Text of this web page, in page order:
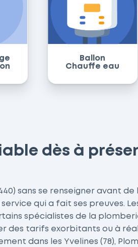
Ballon
Chauffe eau
dès à
sans se renseigner avant
qui a fait ses preuves.
spécialistes de la
des tarifs exorbitants ou à
dans les Yvelines (78),